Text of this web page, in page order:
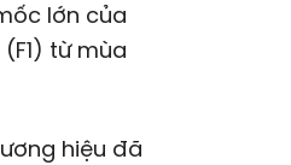
lớn của
từ mùa
hiệu đã